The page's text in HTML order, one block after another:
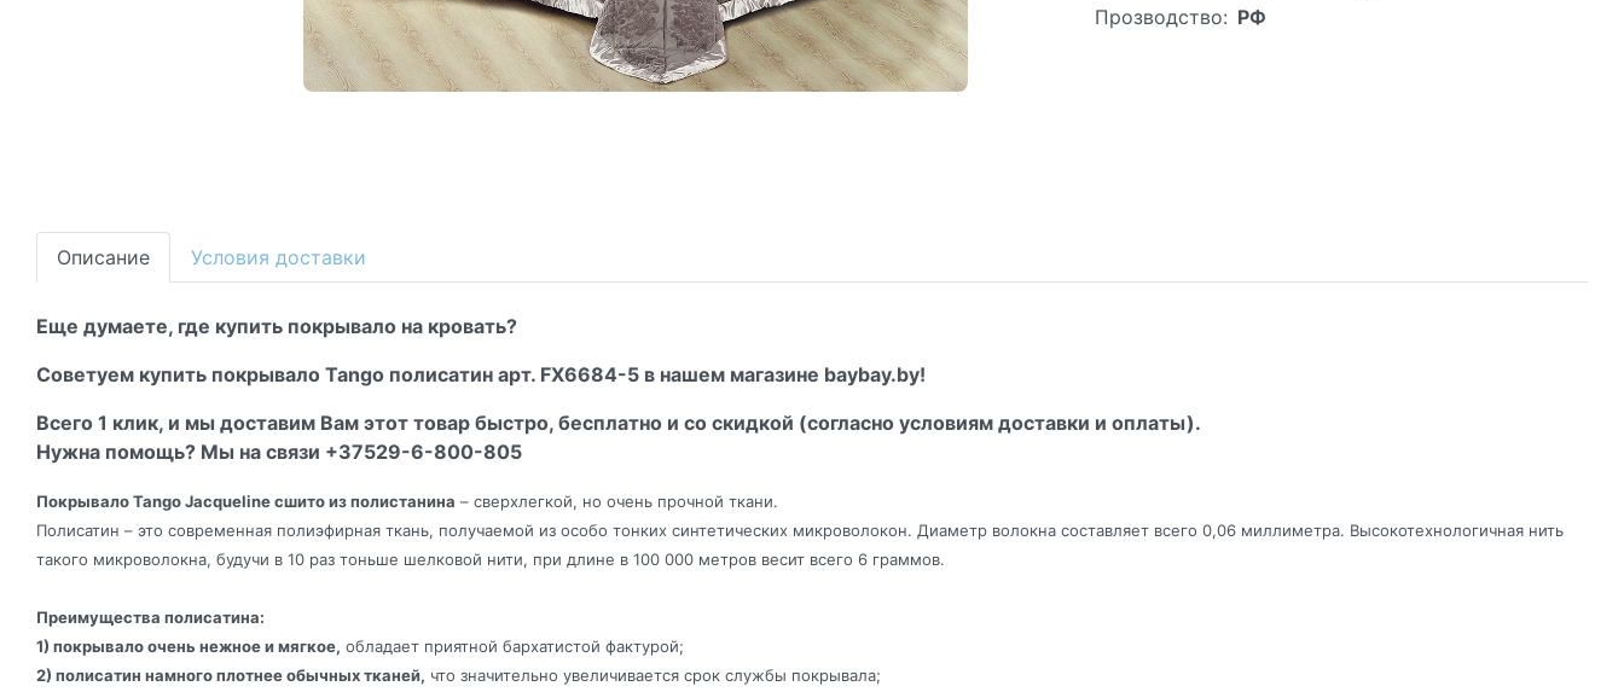
Прозводство: РФ
Описание Условия доставки
Еще думаете, где купить покрывало на кровать?
Советуем купить покрывало Tango полисатин арт. FX6684-5 в нашем магазине baybay.by!
Всего 1 клик, и мы доставим Вам этот товар быстро, бесплатно и со скидкой (согласно условиям доставки и оплаты).
Нужна помощь? Мы на связи +37529-6-800-805
Покрывало Tango Jacqueline сшито из полистанина – сверхлегкой, но очень прочной ткани.
Полисатин – это современная полиэфирная ткань, получаемой из особо тонких синтетических микроволокон. Диаметр волокна составляет всего 0,06 миллиметра. Высокотехнологичная нить
такого микроволокна, будучи в 10 раз тоньше шелковой нити, при длине в 100 000 метров весит всего 6 граммов.
Преимущества полисатина:
1) покрывало очень нежное и мягкое, обладает приятной бархатистой фактурой;
2) полисатин намного плотнее обычных тканей, что значительно увеличивается срок службы покрывала;